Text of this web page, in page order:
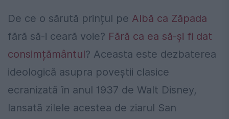
De ce o sărută prințul pe Albă ca Zăpada
fără să-i ceară voie? Fără ca ea să-și fi dat
consimțământul? Aceasta este dezbaterea
ideologică asupra poveștii clasice
ecranizată în anul 1937 de Walt Disney,
lansată zilele acestea de ziarul San